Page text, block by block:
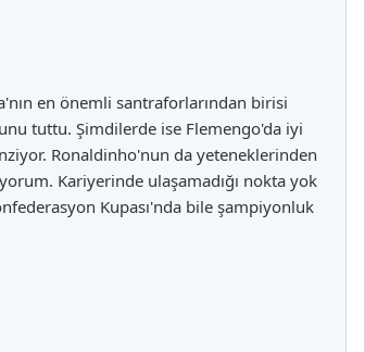
en önemli santraforlarından birisi
tuttu. Şimdilerde ise Flemengo'da iyi
Ronaldinho'nun da yeteneklerinden
Kariyerinde ulaşamadığı nokta yok
Kupası'nda bile şampiyonluk